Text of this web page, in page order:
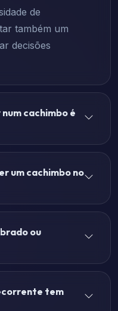
de
também um
decisões
cachimbo é
um cachimbo no
ou
tem